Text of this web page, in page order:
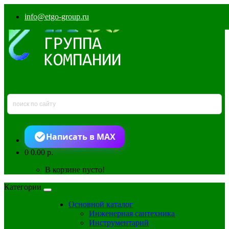
info@etgo-group.ru
Написать в MAX
00.00 р.
В корзине пусто!
Категории
Основной каталог
Инженерная сантехника
Инструментарий